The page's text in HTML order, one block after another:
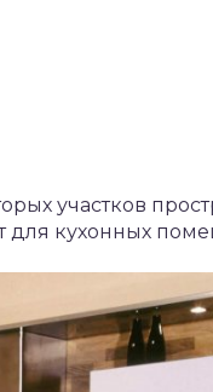
участков
для кухонных